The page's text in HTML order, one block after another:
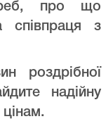
про що
співпраця з
роздрібної
надійну